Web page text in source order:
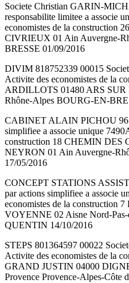
Societe Christian GARIN-
responsabilite limitee a associe
economistes de la construction
CIVRIEUX 01 Ain Auvergne-
BRESSE 01/09/2016
DIVIM 818752339 00015
Activite des economistes de la
ARDILLOTS 01480 ARS
Rhône-Alpes BOURG-EN-
CABINET ALAIN PICHOU
simplifiee a associe unique
construction 18 CHEMIN DES
NEYRON 01 Ain Auvergne-
17/05/2016
CONCEPT STATIONS
par actions simplifiee a associe
economistes de la construction
VOYENNE 02 Aisne Nord-
QUENTIN 14/10/2016
STEPS 801364597 00022
Activite des economistes de la
GRAND JUSTIN 04000
Provence Provence-Alpes-